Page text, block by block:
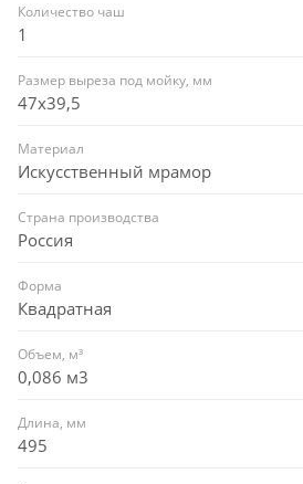
Количество чаш
1
Размер выреза под мойку, мм
47x39,5
Материал
Искусственный мрамор
Страна производства
Россия
Форма
Квадратная
Объем, м³
0,086 м3
Длина, мм
495